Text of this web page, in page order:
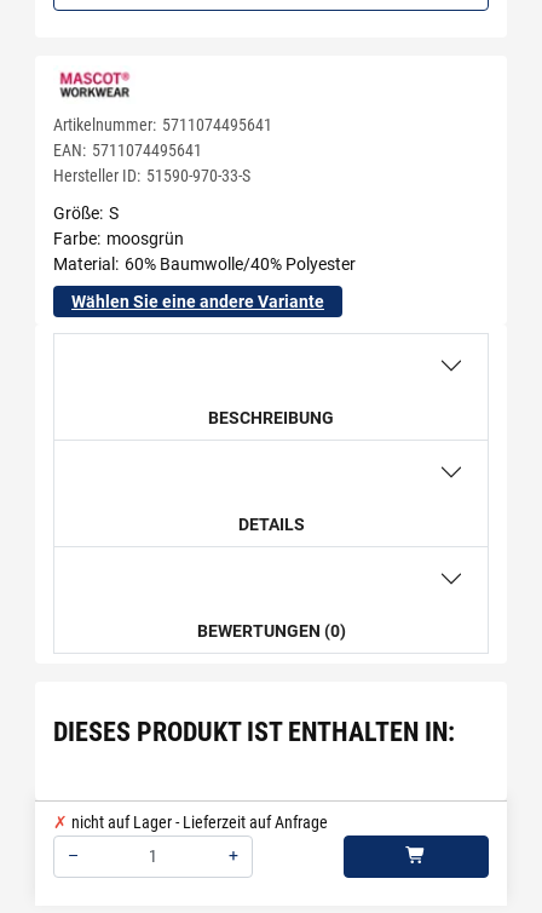
Artikelnummer: 5711074495641
EAN: 5711074495641
Hersteller ID: 51590-970-33-S
Größe S
Farbe moosgrün
Material
60% Baumwolle/40% Polyester
Wählen Sie eine andere Variante
BESCHREIBUNG
DETAILS
BEWERTUNGEN (0)
DIESES PRODUKT IST ENTHALTEN IN:
nicht auf Lager - Lieferzeit auf Anfrage
–
+